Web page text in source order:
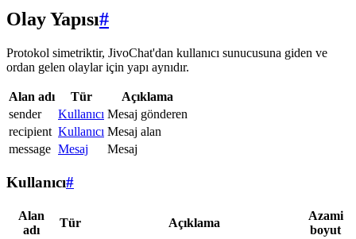
Olay Yapısı#
Protokol simetriktir, JivoChat'dan kullanıcı sunucusuna giden ve
ordan gelen olaylar için yapı aynıdır.
Alan adı Tür
Açıklama
sender
Kullanıcı Mesaj gönderen
recipient Kullanıcı Mesaj alan
message Mesaj Mesaj
Kullanıcı#
Alan
adı
Tür Açıklama
Azami
boyut